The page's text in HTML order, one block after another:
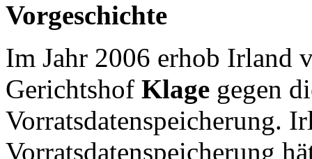
Vorgeschichte
Im Jahr 2006 erhob Irland
Gerichtshof Klage gegen
Vorratsdatenspeicherung.
Vorratsdatenspeicherung